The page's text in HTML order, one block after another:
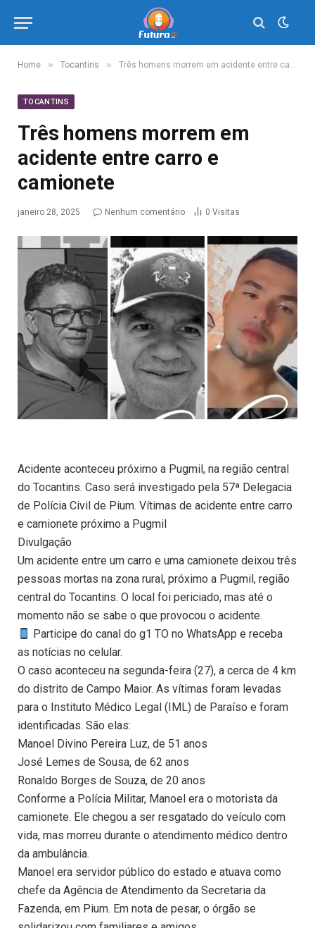
Home » Tocantins » Três homens morrem em acidente entre carro e camionete
TOCANTINS
Três homens morrem em
acidente entre carro e
camionete
janeiro 28, 2025 Nenhum comentário 0 Visitas
Acidente aconteceu próximo a Pugmil, na região central
do Tocantins. Caso será investigado pela 57ª Delegacia
de Polícia Civil de Pium. Vítimas de acidente entre carro
e camionete próximo a Pugmil
Divulgação
Um acidente entre um carro e uma camionete deixou três
pessoas mortas na zona rural, próximo a Pugmil, região
central do Tocantins. O local foi periciado, mas até o
momento não se sabe o que provocou o acidente.
Participe do canal do g1 TO no WhatsApp e receba
as notícias no celular.
O caso aconteceu na segunda-feira (27), a cerca de 4 km
do distrito de Campo Maior. As vítimas foram levadas
para o Instituto Médico Legal (IML) de Paraíso e foram
identificadas. São elas:
Manoel Divino Pereira Luz, de 51 anos
José Lemes de Sousa, de 62 anos
Ronaldo Borges de Souza, de 20 anos
Conforme a Polícia Militar, Manoel era o motorista da
camionete. Ele chegou a ser resgatado do veículo com
vida, mas morreu durante o atendimento médico dentro
da ambulância.
Manoel era servidor público do estado e atuava como
chefe da Agência de Atendimento da Secretaria da
Fazenda, em Pium. Em nota de pesar, o órgão se